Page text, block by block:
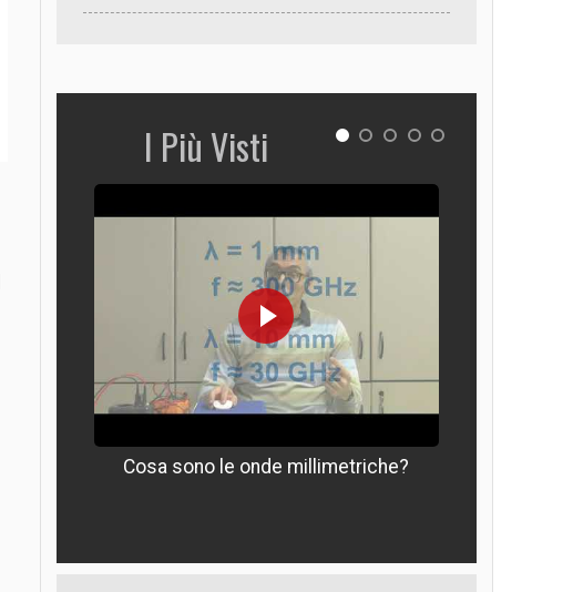
I Più Visti
Cosa sono le onde millimetriche?